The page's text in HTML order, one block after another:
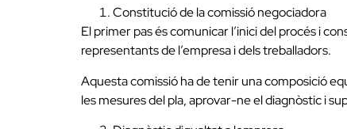
Constitució de la comissió negociadora
El primer pas és comunicar l’inici del procés i
representants de l’empresa i dels treballadors.
Aquesta comissió ha de tenir una composició
les mesures del pla, aprovar-ne el diagnòstic i